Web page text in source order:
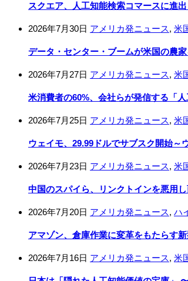
スクエア、人工知能検索コマースに進
2026年7月30日 アメリカ発ニュース, 米
データ・センター・ブームが米国の農
2026年7月27日 アメリカ発ニュース, 米
米消費者の60%、会社らが発信する「
2026年7月25日 アメリカ発ニュース, 米
ウェイモ、29.99ドルでサブスク開始～
2026年7月23日 アメリカ発ニュース, 米
中国のスパイら、リンクトインを悪用
2026年7月20日 アメリカ発ニュース, ハ
アマゾン、倉庫作業に変革をもたらす
2026年7月16日 アメリカ発ニュース, 米